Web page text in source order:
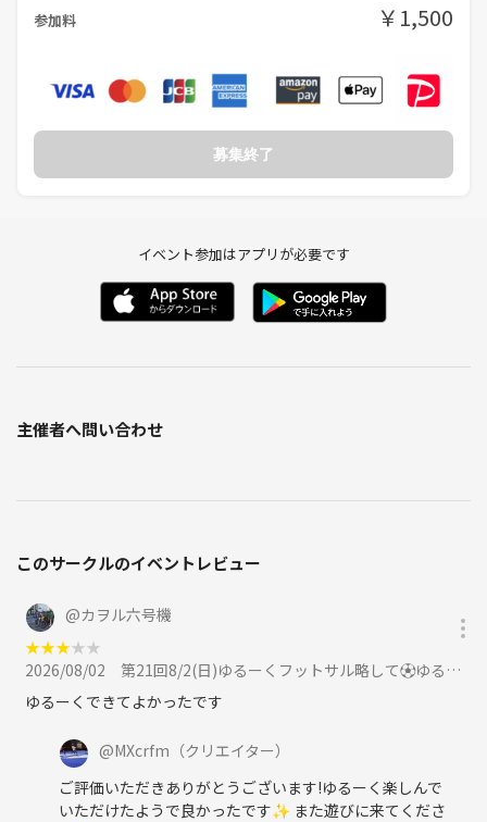
参加料 ￥1,500
募集終了
イベント参加はアプリが必要です
主催者へ問い合わせ
このサークルのイベントレビュー
@カヲル六号機
★★★★★
2026/08/02
第21回8/2(日)ゆるーくフットサル略して⚽️ゆるサル⚽️in門前仲町（新宿から電車で一本）に参加
ゆるーくできてよかったです
@MXcrfm （クリエイター）
ご評価いただきありがとうございます!ゆるーく楽しんで
いただけたようで良かったです✨ また遊びに来てくださ